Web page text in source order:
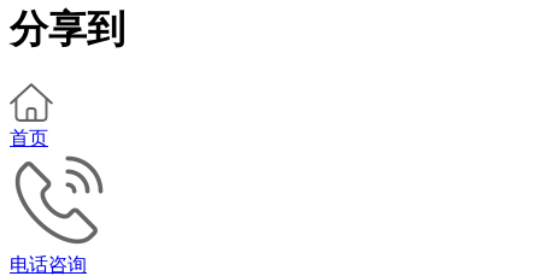
分享到
首页
电话咨询